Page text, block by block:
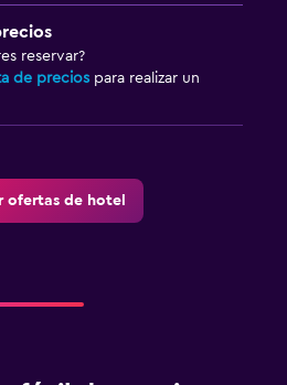
reservar?
de precios para realizar un
ofertas de hotel